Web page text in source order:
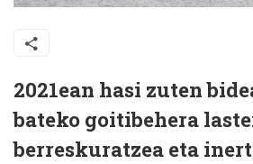
2021ean hasi zuten
bateko goitibehera
berreskuratzea eta